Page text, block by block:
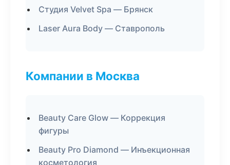
Студия Velvet Spa — Брянск
Laser Aura Body — Ставрополь
Компании в Москва
Beauty Care Glow — Коррекция
фигуры
Beauty Pro Diamond — Инъекционная
косметология